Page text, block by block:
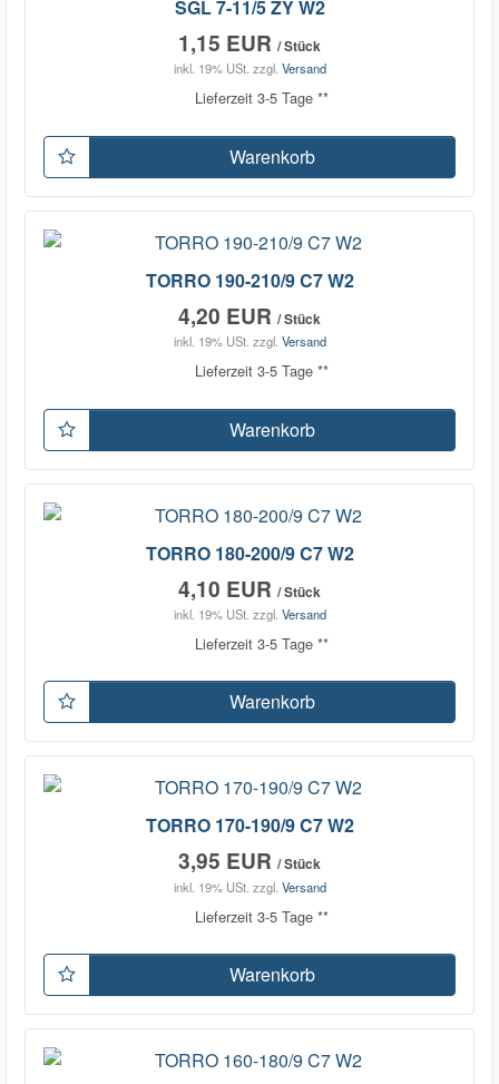
SGL 7-11/5 ZY W2
1,15 EUR / Stück
inkl. 19% USt. zzgl. Versand
Lieferzeit 3-5 Tage **
Warenkorb
TORRO 190-210/9 C7 W2
4,20 EUR / Stück
inkl. 19% USt. zzgl. Versand
Lieferzeit 3-5 Tage **
Warenkorb
TORRO 180-200/9 C7 W2
4,10 EUR / Stück
inkl. 19% USt. zzgl. Versand
Lieferzeit 3-5 Tage **
Warenkorb
TORRO 170-190/9 C7 W2
3,95 EUR / Stück
inkl. 19% USt. zzgl. Versand
Lieferzeit 3-5 Tage **
Warenkorb